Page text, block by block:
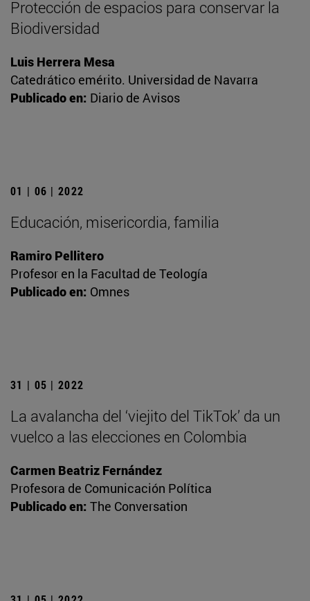
Protección de espacios para conservar la
Biodiversidad
Luis Herrera Mesa
Catedrático emérito. Universidad de Navarra
Publicado en: Diario de Avisos
01 | 06 | 2022
Educación, misericordia, familia
Ramiro Pellitero
Profesor en la Facultad de Teología
Publicado en: Omnes
31 | 05 | 2022
La avalancha del ‘viejito del TikTok’ da un
vuelco a las elecciones en Colombia
Carmen Beatriz Fernández
Profesora de Comunicación Política
Publicado en: The Conversation